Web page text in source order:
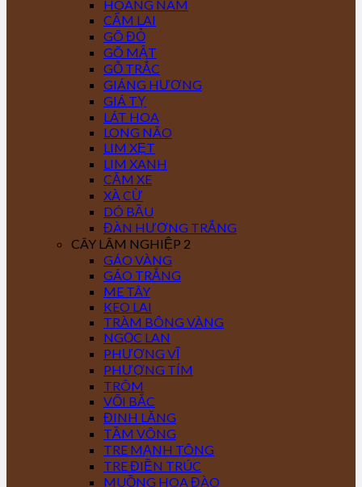
HOÀNG NAM
CẨM LAI
GÕ ĐỎ
GÕ MẬT
GỖ TRẮC
GIÁNG HƯƠNG
GIÁ TỴ
LÁT HOA
LONG NÃO
LIM XẸT
LIM XANH
CĂM XE
XÀ CỪ
DÓ BẦU
ĐÀN HƯƠNG TRẮNG
CÂY LÂM NGHIỆP 2
GÁO VÀNG
GÁO TRẮNG
ME TÂY
KEO LAI
TRÀM BÔNG VÀNG
NGỌC LAN
PHƯỢNG VĨ
PHƯỢNG TÍM
TRÔM
VỐI BẮC
ĐINH LĂNG
TẦM VÔNG
TRE MẠNH TÔNG
TRE ĐIỀN TRÚC
MUỒNG HOA ĐÀO